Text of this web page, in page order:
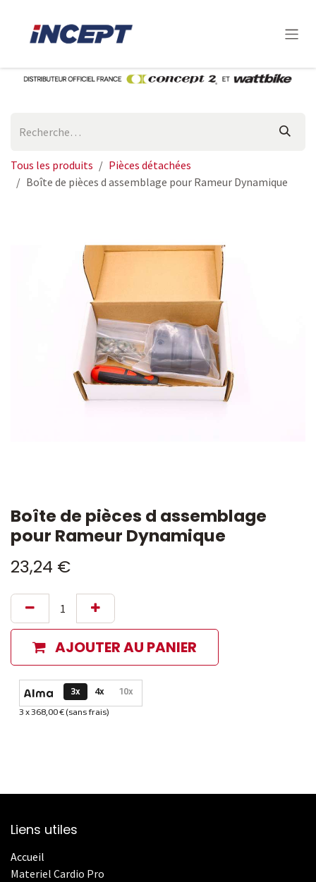
Tous les produits
Pièces détachées
Boîte de pièces d assemblage pour Rameur Dynamique
Boîte de pièces d assemblage
pour Rameur Dynamique
23,24 €
AJOUTER AU PANIER
Options de paiement disponibles
3x 4x 10x
Informations sur le plan de paiement sélectionné
3 x 368,00 € (sans frais)
Liens utiles
Accueil
Materiel Cardio Pro